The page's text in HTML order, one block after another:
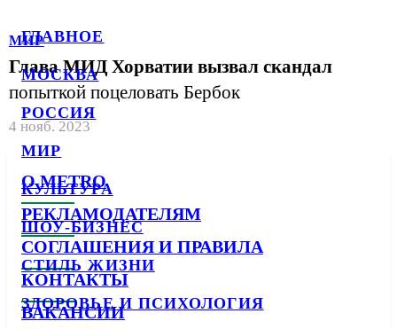
ГЛАВНОЕ
МОСКВА
РОССИЯ
МИР
КУЛЬТУРА
ШОУ-БИЗНЕС
СТИЛЬ ЖИЗНИ
ЗДОРОВЬЕ И ПСИХОЛОГИЯ
МИР
Глава МИД Хорватии вызвал скандал
попыткой поцеловать Бербок
4 нояб. 2023
О METRO
РЕКЛАМОДАТЕЛЯМ
СОГЛАШЕНИЯ И ПРАВИЛА
КОНТАКТЫ
ВАКАНСИИ